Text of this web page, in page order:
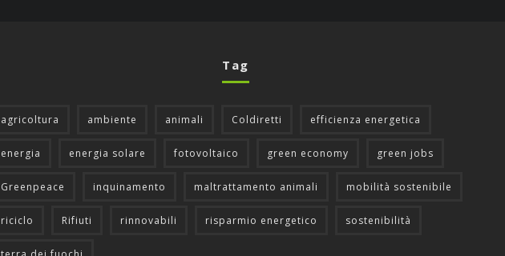
Tag
agricoltura ambiente animali Coldiretti efficienza energetica
energia energia solare fotovoltaico green economy green jobs
Greenpeace inquinamento maltrattamento animali mobilità sostenibile
riciclo Rifiuti rinnovabili risparmio energetico sostenibilità